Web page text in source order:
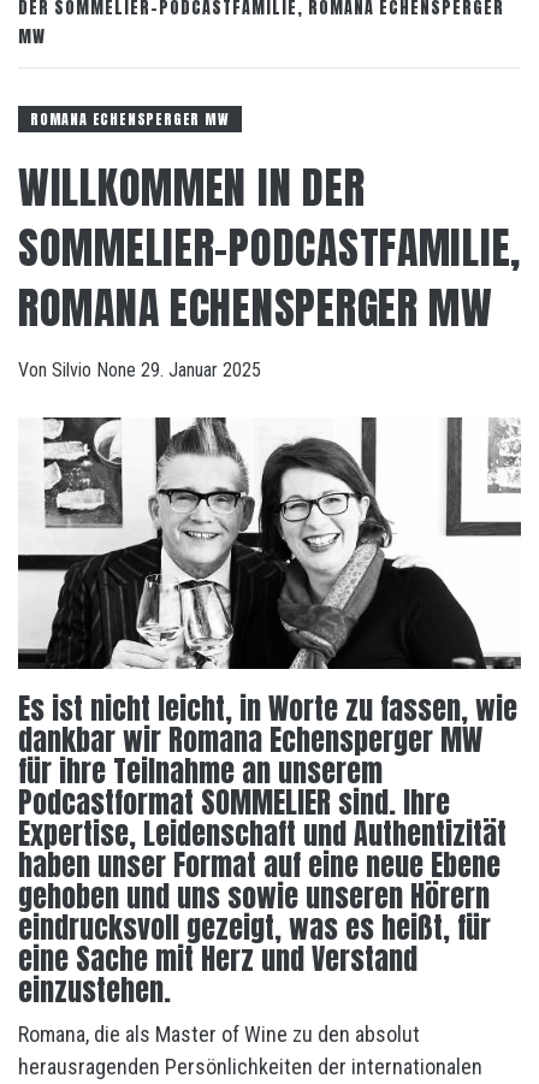
DER SOMMELIER-PODCASTFAMILIE, ROMANA ECHENSPERGER
MW
ROMANA ECHENSPERGER MW
WILLKOMMEN IN DER
SOMMELIER-PODCASTFAMILIE,
ROMANA ECHENSPERGER MW
Von Silvio None 29. Januar 2025
Es ist nicht leicht, in Worte zu fassen, wie
dankbar wir Romana Echensperger MW
für ihre Teilnahme an unserem
Podcastformat SOMMELIER sind. Ihre
Expertise, Leidenschaft und Authentizität
haben unser Format auf eine neue Ebene
gehoben und uns sowie unseren Hörern
eindrucksvoll gezeigt, was es heißt, für
eine Sache mit Herz und Verstand
einzustehen.
Romana, die als Master of Wine zu den absolut
herausragenden Persönlichkeiten der internationalen